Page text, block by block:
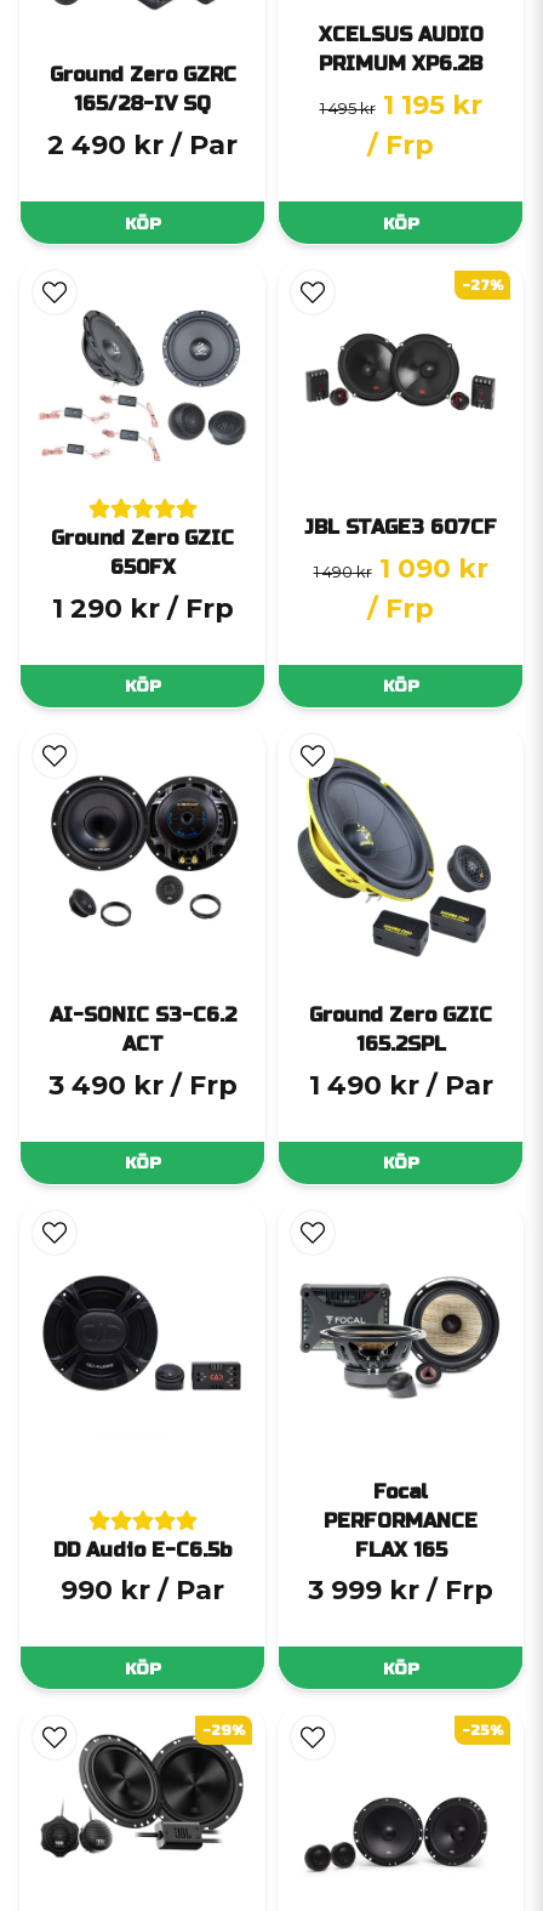
Ground Zero GZRC
165/28-IV SQ
2 490 kr / Par
KÖP
XCELSUS AUDIO
PRIMUM XP6.2B
1 495 kr 1 195 kr
/ Frp
KÖP
Ground Zero GZIC
650FX
1 290 kr / Frp
KÖP
JBL STAGE3 607CF
1 490 kr 1 090 kr
/ Frp
KÖP
-27%
AI-SONIC S3-C6.2
ACT
3 490 kr / Frp
KÖP
Ground Zero GZIC
165.2SPL
1 490 kr / Par
KÖP
DD Audio E-C6.5b
990 kr / Par
KÖP
Focal
PERFORMANCE
FLAX 165
3 999 kr / Frp
KÖP
-29% -25%